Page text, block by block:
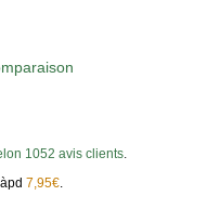
1052 avis clients.
àpd 7,95€.